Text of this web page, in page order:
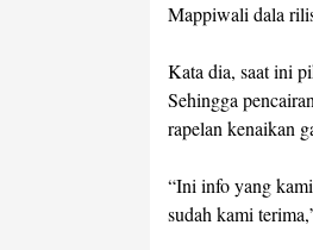
Mappiwali dala
Kata dia, saat ini
Sehingga
rapelan kenaikan
“Ini info yang
sudah kami